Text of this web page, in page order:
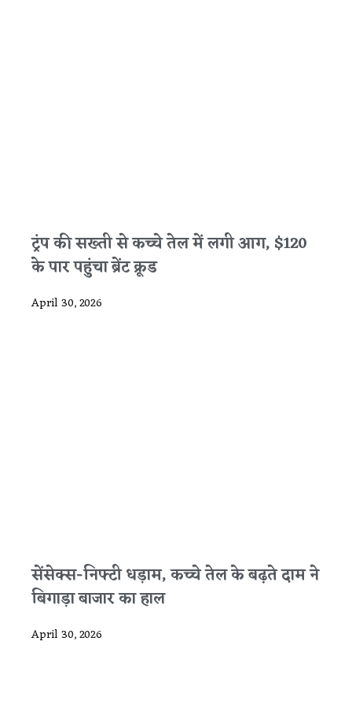
ट्रंप की सख्ती से कच्चे तेल में लगी आग, $120
के पार पहुंचा ब्रेंट क्रूड
April 30, 2026
सेंसेक्स-निफ्टी धड़ाम, कच्चे तेल के बढ़ते दाम ने
बिगाड़ा बाजार का हाल
April 30, 2026